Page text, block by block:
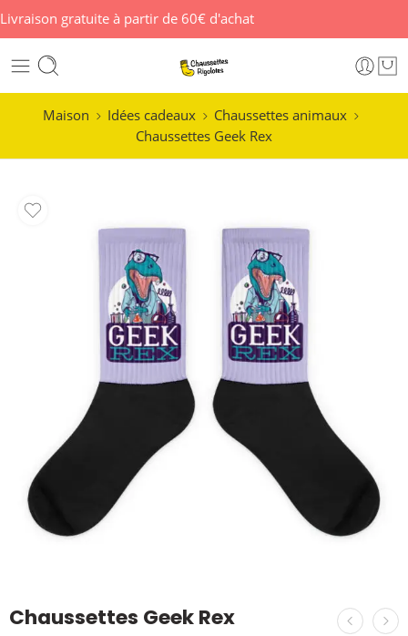
Livraison gratuite à partir de 60€ d'achat
Maison Idées cadeaux
Chaussettes animaux
Chaussettes Geek Rex
Chaussettes Geek Rex